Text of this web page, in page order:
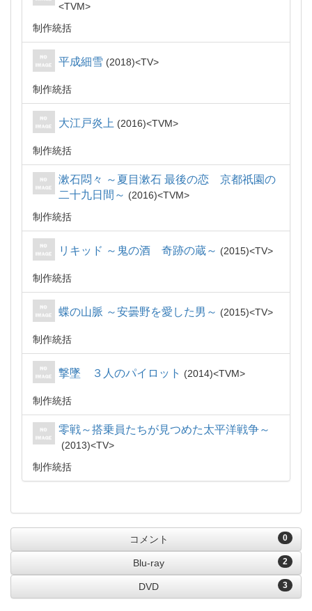
TVM
制作統括
平成細雪 2018 TV
制作統括
大江戸炎上 2016 TVM
制作統括
漱石悶々 ～夏目漱石 最後の恋 京都祇園の
二十九日間～
2016
TVM
制作統括
リキッド ～鬼の酒 奇跡の蔵～ 2015 TV
制作統括
蝶の山脈 ～安曇野を愛した男～ 2015 TV
制作統括
撃墜 ３人のパイロット 2014 TVM
制作統括
零戦～搭乗員たちが見つめた太平洋戦争～
2013
TV
制作統括
0
コメント
2
Blu-ray
3
DVD